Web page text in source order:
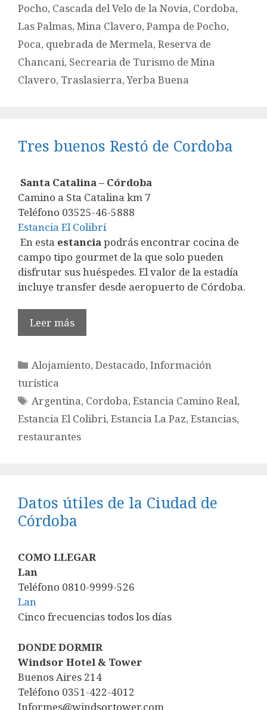
Pocho, Cascada del Velo de la Novia, Cordoba,
Las Palmas, Mina Clavero, Pampa de Pocho,
Poca, quebrada de Mermela, Reserva de
Chancani, Secrearia de Turismo de Mina
Clavero, Traslasierra,Yerba Buena
Tres buenos Restó de Cordoba
Santa Catalina – Córdoba
Camino a Sta Catalina km 7
Teléfono 03525-46-5888
Estancia El Colibrí
En esta estancia podrás encontrar cocina de
campo tipo gourmet de la que solo pueden
disfrutar sus huéspedes. El valor de la estadía
incluye transfer desde aeropuerto de Córdoba.
Leer más
Categorías
Alojamiento,Destacado,Información
turística
Etiquetas
Argentina, Cordoba,Estancia Camino Real,
Estancia El Colibri, Estancia La Paz, Estancias,
restaurantes
Datos útiles de la Ciudad de
Córdoba
COMO LLEGAR
Lan
Teléfono 0810-9999-526
Lan
Cinco frecuencias todos los días
DONDE DORMIR
Windsor Hotel & Tower
Buenos Aires 214
Teléfono 0351-422-4012
Informes@windsortower.com